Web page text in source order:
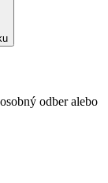
odber alebo